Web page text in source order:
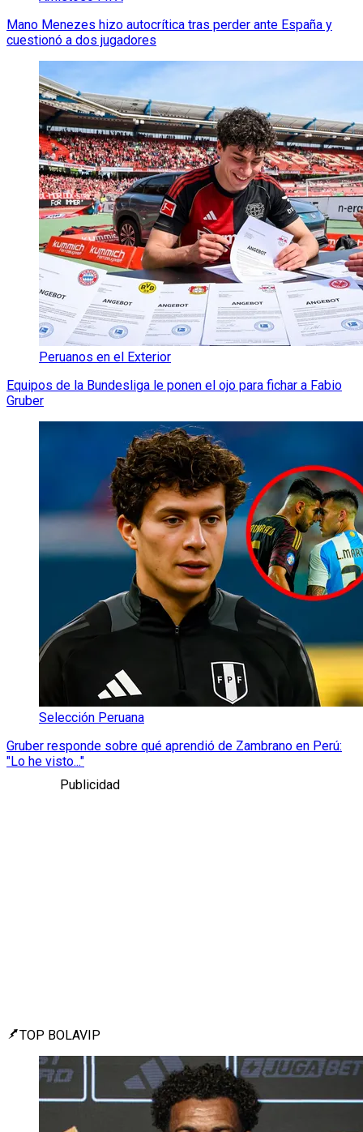
Mano Menezes hizo autocrítica tras perder ante España y
cuestionó a dos jugadores
Peruanos en el Exterior
Equipos de la Bundesliga le ponen el ojo para fichar a Fabio
Gruber
Selección Peruana
Gruber responde sobre qué aprendió de Zambrano en Perú:
"Lo he visto..."
Publicidad
TOP BOLAVIP